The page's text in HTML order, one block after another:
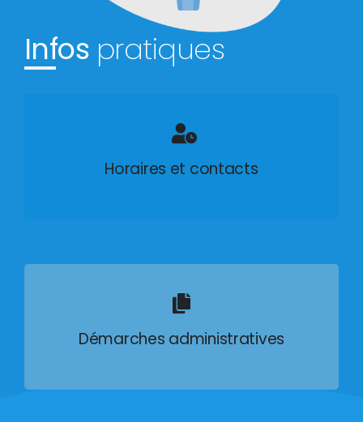
Infos pratiques
Horaires et contacts
Démarches administratives